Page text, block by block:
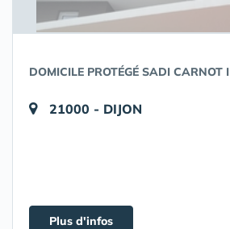
DOMICILE PROTÉGÉ SADI CARNOT I
21000 - DIJON
Plus d'infos